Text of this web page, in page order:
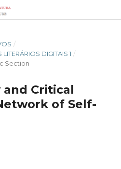
/
DIGITAIS 1 /
Section
Critical
of Self-